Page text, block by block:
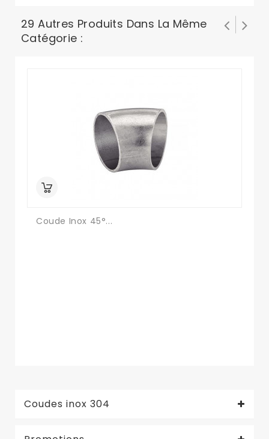
29 Autres Produits Dans La Même
Catégorie :
Coude Inox 45°...
Coudes inox 304